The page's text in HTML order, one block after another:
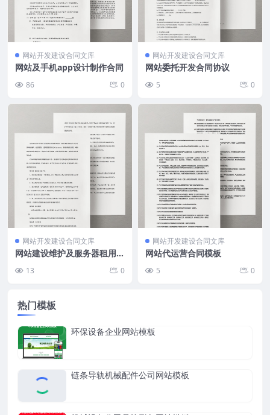
网站开发建设合同文库
网站及手机app设计制作合同
86 0
网站开发建设合同文库
网站委托开发合同协议
5 0
网站开发建设合同文库
网站建设维护及服务器租用协
13 0
网站开发建设合同文库
网站代运营合同模板
5 0
热门模板
环保设备企业网站模板
链条导轨机械配件公司网站模板